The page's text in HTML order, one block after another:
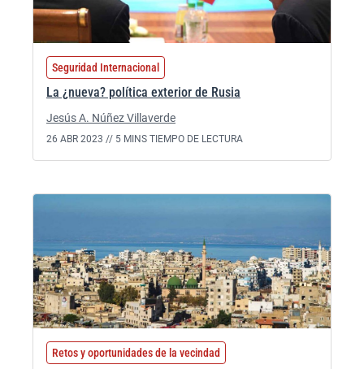
Seguridad Internacional
La ¿nueva? política exterior de Rusia
Jesús A. Núñez Villaverde
26 ABR 2023 // 5 MINS TIEMPO DE LECTURA
Retos y oportunidades de la vecindad